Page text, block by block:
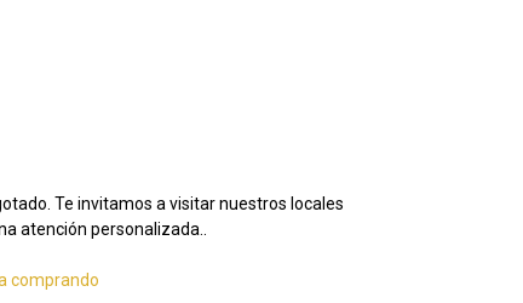
Te invitamos a visitar nuestros locales
atención personalizada..
comprando